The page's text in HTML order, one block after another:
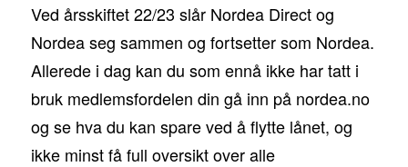
Ved årsskiftet 22/23 slår Nordea Direct og
Nordea seg sammen og fortsetter som Nordea.
Allerede i dag kan du som ennå ikke har tatt i
bruk medlemsfordelen din gå inn på nordea.no
og se hva du kan spare ved å flytte lånet, og
ikke minst få full oversikt over alle